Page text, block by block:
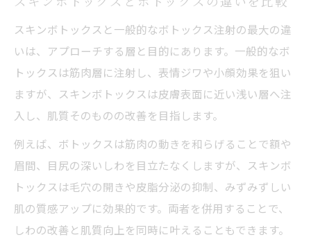
スキンボトックスとボトックスの違いを比較
スキンボトックスと一般的なボトックス注射の最大の違
いは、アプローチする層と目的にあります。一般的なボ
トックスは筋肉層に注射し、表情ジワや小顔効果を狙い
ますが、スキンボトックスは皮膚表面に近い浅い層へ注
入し、肌質そのものの改善を目指します。
例えば、ボトックスは筋肉の動きを和らげることで額や
眉間、目尻の深いしわを目立たなくしますが、スキンボ
トックスは毛穴の開きや皮脂分泌の抑制、みずみずしい
肌の質感アップに効果的です。両者を併用することで、
しわの改善と肌質向上を同時に叶えることもできます。